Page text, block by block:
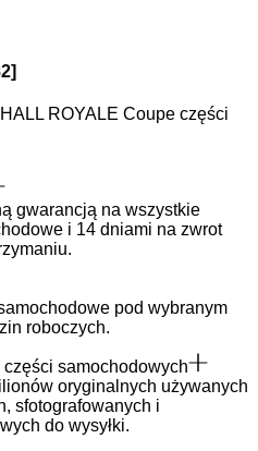
]
ROYALE Coupe części
gwarancją na wszystkie
i 14 dniami na zwrot
pod wybranym
roboczych.
samochodowych
oryginalnych używanych
sfotografowanych i
do wysyłki.